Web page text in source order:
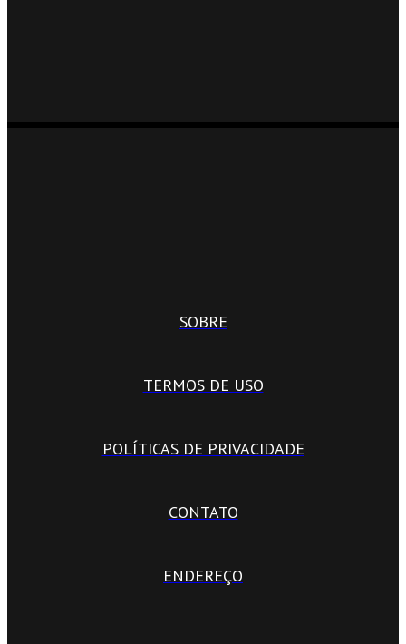
SOBRE
TERMOS DE USO
POLÍTICAS DE PRIVACIDADE
CONTATO
ENDEREÇO